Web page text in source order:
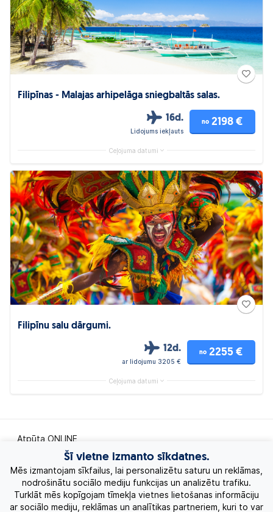
Filipīnas - Malajas arhipelāga sniegbaltās salas.
16d.
Lidojums iekļauts
no 2198 €
Ceļojuma datumi
Filipīnu salu dārgumi.
12d.
ar lidojumu 3205 €
no 2255 €
Ceļojuma datumi
Atpūta ONLINE
Ekskursiju ceļojumi
Eksotiskie ceļojumi
Šī vietne izmanto sīkdatnes.
Mēs izmantojam sīkfailus, lai personalizētu saturu un reklāmas,
nodrošinātu sociālo mediju funkcijas un analizētu trafiku.
Turklāt mēs kopīgojam tīmekļa vietnes lietošanas informāciju
ar sociālo mediju, reklāmas un analītikas partneriem, kuri to var